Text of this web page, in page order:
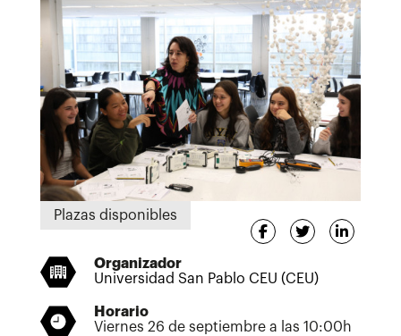
Plazas disponibles
Organizador
Universidad San Pablo CEU (CEU)
Horario
Viernes 26 de septiembre a las 10:00h